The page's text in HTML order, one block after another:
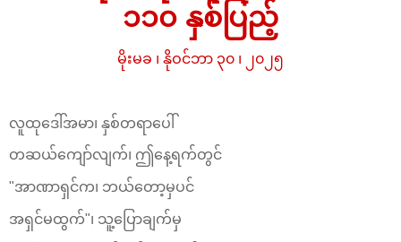
၁၁၀ နှစ်ပြည့်
မိုးမခ ၊ နိုဝင်ဘာ ၃၀ ၊ ၂၀၂၅
လူထုဒေါ်အမာ၊ နှစ်တရာပေါ်
တဆယ်ကျော်လျက်၊ ဤနေ့ရက်တွင်
"အာဏာရှင်က၊ ဘယ်တော့မှပင်
အရှင်မထွက်"၊ သူ့ပြောချက်မှ